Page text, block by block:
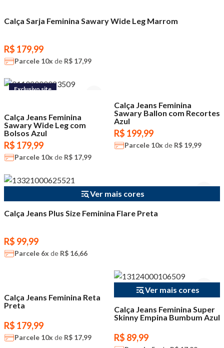
Calça Sarja Feminina Sawary Wide Leg Marrom
R$ 179,99
Parcele 10x de R$ 17,99
Exclusivo site
Calça Jeans Feminina
Sawary Wide Leg com
Bolsos Azul
R$ 179,99
Parcele 10x de R$ 17,99
Calça Jeans Feminina
Sawary Ballon com Recortes
Azul
R$ 199,99
Parcele 10x de R$ 19,99
Ver mais cores
Calça Jeans Plus Size Feminina Flare Preta
R$ 99,99
Parcele 6x de R$ 16,66
Calça Jeans Feminina Reta
Preta
R$ 179,99
Parcele 10x de R$ 17,99
Ver mais cores
Calça Jeans Feminina Super
Skinny Empina Bumbum Azul
R$ 89,99